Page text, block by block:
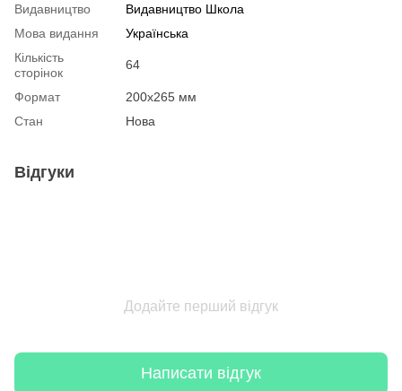
Видавництво
Видавництво Школа
Мова видання
Українська
Кількість
сторінок
64
Формат
200х265 мм
Стан
Нова
Відгуки
Додайте перший відгук
Написати відгук